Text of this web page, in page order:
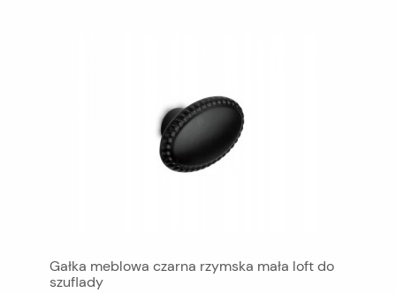
Gałka meblowa czarna rzymska mała loft do
szuflady